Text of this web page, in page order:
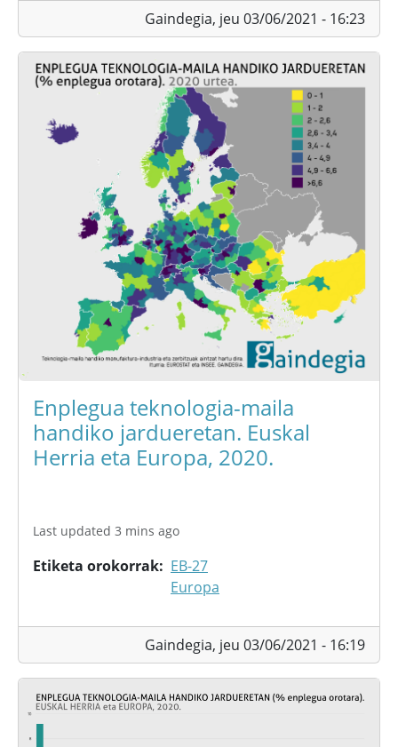
Gaindegia, jeu 03/06/2021 - 16:23
Enplegua teknologia-maila
handiko jardueretan. Euskal
Herria eta Europa, 2020.
Last updated 3 mins ago
Etiketa orokorrak
EB-27
Europa
Gaindegia, jeu 03/06/2021 - 16:19